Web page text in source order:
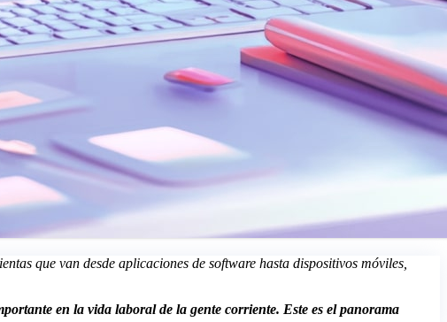
que van desde aplicaciones de software hasta dispositivos móviles,
en la vida laboral de la gente corriente. Este es el panorama